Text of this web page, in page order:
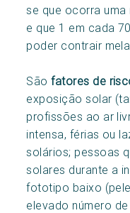
se que ocorra
e que 1 em cada
poder contrair
Sãofatores de
exposição solar
profissões ao ar
intensa, férias ou
solários; pessoas
solares durante a
fototipo baixo
elevado número de